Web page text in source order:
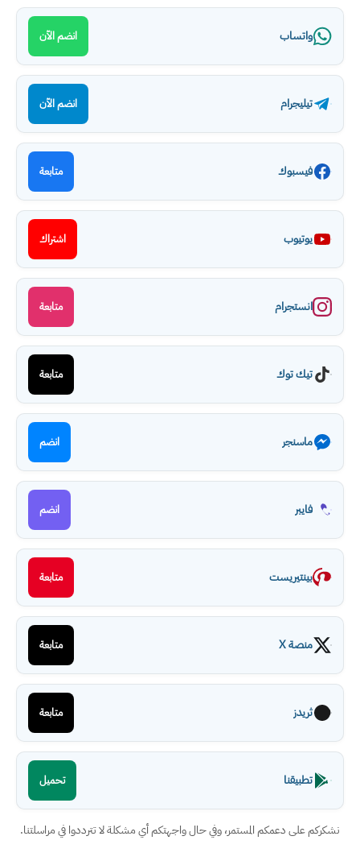
واتساب انضم الآن
تيليجرام انضم الآن
فيسبوك متابعة
يوتيوب اشتراك
انستجرام متابعة
تيك توك متابعة
ماسنجر انضم
فايبر انضم
بينتيريست متابعة
منصة X متابعة
ثريدز متابعة
تطبيقنا تحميل
نشكركم على دعمكم المستمر، وفي حال واجهتكم أي مشكلة لا تترددوا في مراسلتنا.